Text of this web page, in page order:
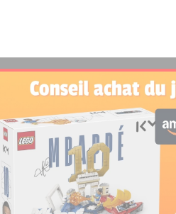
©2026 Temple of Bricks
Notez le site:
Comparateur de prix Lego
4.2/5 -15451notes